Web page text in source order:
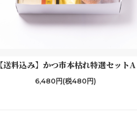
【送料込み】かつ市本枯れ特選セットA
6,480円(税480円)